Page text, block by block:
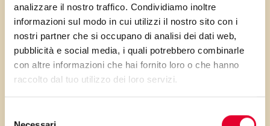
analizzare il nostro traffico. Condividiamo inoltre
informazioni sul modo in cui utilizzi il nostro sito con i
nostri partner che si occupano di analisi dei dati web,
pubblicità e social media, i quali potrebbero combinarle
con altre informazioni che hai fornito loro o che hanno
raccolto dal tuo utilizzo dei loro servizi.
PRIMA GLI
INGREDIENTI